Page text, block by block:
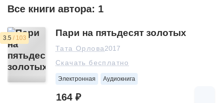
Все книги автора: 1
3.5 / 103 Пари на пятьдесят золотых
Тата Орлова2017
Скачать бесплатно
Электронная Аудиокнига
164 ₽